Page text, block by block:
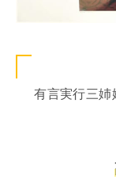
有言実行三姉